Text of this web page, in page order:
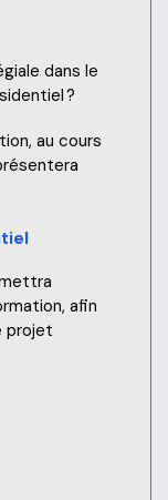
dans le
?
au cours
afin
projet